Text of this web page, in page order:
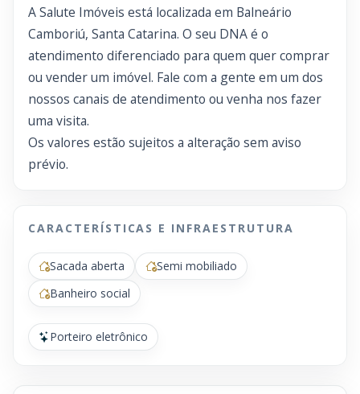
A Salute Imóveis está localizada em Balneário
Camboriú, Santa Catarina. O seu DNA é o
atendimento diferenciado para quem quer comprar
ou vender um imóvel. Fale com a gente em um dos
nossos canais de atendimento ou venha nos fazer
uma visita.
Os valores estão sujeitos a alteração sem aviso
prévio.
CARACTERÍSTICAS E INFRAESTRUTURA
Sacada aberta
Semi mobiliado
Banheiro social
Porteiro eletrônico